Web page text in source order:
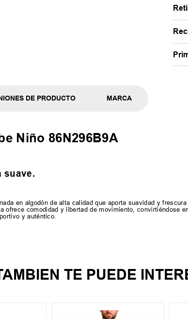
DE PRODUCTO MARCA
Niño 86N296B9A
suave.
en algodón de alta calidad que aporta suavidad y
ofrece comodidad y libertad de movimiento, convirtiéndose
y auténtico.
TE PUEDE